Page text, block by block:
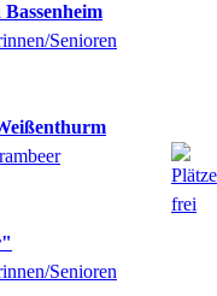
Senioren
Senioren